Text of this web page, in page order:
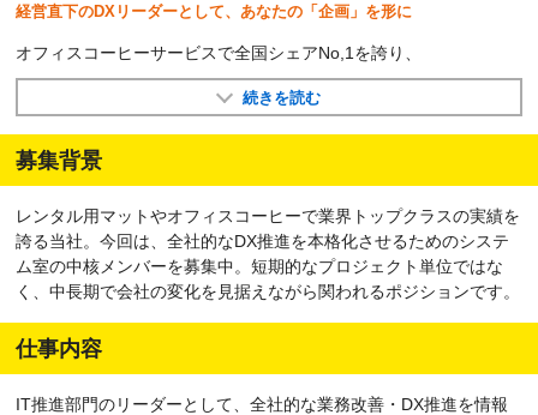
経営直下のDXリーダーとして、あなたの「企画」を形に
オフィスコーヒーサービスで全国シェアNo,1を誇り、
続きを読む
募集背景
レンタル用マットやオフィスコーヒーで業界トップクラスの実績を
誇る当社。今回は、全社的なDX推進を本格化させるためのシステ
ム室の中核メンバーを募集中。短期的なプロジェクト単位ではな
く、中長期で会社の変化を見据えながら関われるポジションです。
仕事内容
IT推進部門のリーダーとして、全社的な業務改善・DX推進を情報